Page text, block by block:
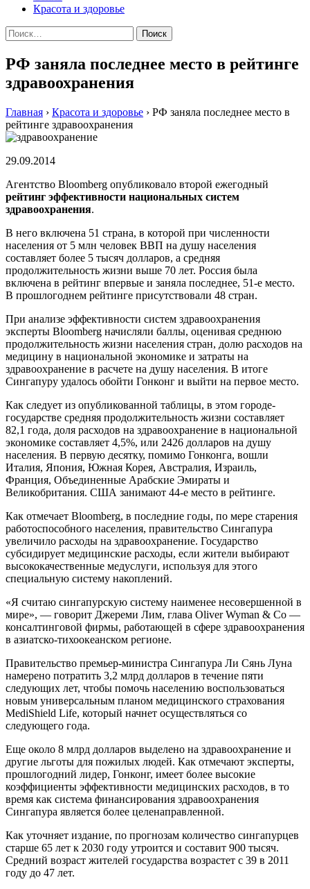
Красота и здоровье
Найти:
РФ заняла последнее место в рейтинге
здравоохранения
Главная › Красота и здоровье › РФ заняла последнее место в
рейтинге здравоохранения
29.09.2014
Агентство Bloomberg опубликовало второй ежегодный
рейтинг эффективности национальных систем
здравоохранения.
В него включена 51 страна, в которой при численности
населения от 5 млн человек ВВП на душу населения
составляет более 5 тысяч долларов, а средняя
продолжительность жизни выше 70 лет. Россия была
включена в рейтинг впервые и заняла последнее, 51-е место.
В прошлогоднем рейтинге присутствовали 48 стран.
При анализе эффективности систем здравоохранения
эксперты Bloomberg начисляли баллы, оценивая среднюю
продолжительность жизни населения стран, долю расходов на
медицину в национальной экономике и затраты на
здравоохранение в расчете на душу населения. В итоге
Сингапуру удалось обойти Гонконг и выйти на первое место.
Как следует из опубликованной таблицы, в этом городе-
государстве средняя продолжительность жизни составляет
82,1 года, доля расходов на здравоохранение в национальной
экономике составляет 4,5%, или 2426 долларов на душу
населения. В первую десятку, помимо Гонконга, вошли
Италия, Япония, Южная Корея, Австралия, Израиль,
Франция, Объединенные Арабские Эмираты и
Великобритания. США занимают 44-е место в рейтинге.
Как отмечает Bloomberg, в последние годы, по мере старения
работоспособного населения, правительство Сингапура
увеличило расходы на здравоохранение. Государство
субсидирует медицинские расходы, если жители выбирают
высококачественные медуслуги, используя для этого
специальную систему накоплений.
«Я считаю сингапурскую систему наименее несовершенной в
мире», — говорит Джереми Лим, глава Oliver Wyman & Co —
консалтинговой фирмы, работающей в сфере здравоохранения
в азиатско-тихоокеанском регионе.
Правительство премьер-министра Сингапура Ли Сянь Луна
намерено потратить 3,2 млрд долларов в течение пяти
следующих лет, чтобы помочь населению воспользоваться
новым универсальным планом медицинского страхования
MediShield Life, который начнет осуществляться со
следующего года.
Еще около 8 млрд долларов выделено на здравоохранение и
другие льготы для пожилых людей. Как отмечают эксперты,
прошлогодний лидер, Гонконг, имеет более высокие
коэффициенты эффективности медицинских расходов, в то
время как система финансирования здравоохранения
Сингапура является более целенаправленной.
Как уточняет издание, по прогнозам количество сингапурцев
старше 65 лет к 2030 году утроится и составит 900 тысяч.
Средний возраст жителей государства возрастет с 39 в 2011
году до 47 лет.